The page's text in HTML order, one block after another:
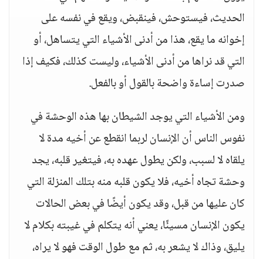
الحديث، فيستوحش، فينقبض، ويقع في نفسه على
إخوانه ما يقع، هذا من أدنى الأشياء التي يتساهل، أو
التي قد نراها من أدنى الأشياء، وليست كذلك، فكيف إذا
صدرت إساءة واضحة بالقول أو بالفعل.
ومن الأشياء التي يوجد الشيطان بها هذه الوحشة في
نفوس الناس أن الإنسان لربما انقطع عن أخيه مدة لا
يلقاه لا لسبب، ولكن يطول عهده به، فيتغير قلبه، يجد
وحشة تجاه أخيه، فلا يكون قلبه منه بتلك المنزلة التي
كان عليها من قبل، وقد يكون أيضًا في بعض الحالات
يكون الإنسان مسيئًا، يعني أنه يتكلم في غيبته بكلام لا
يليق، وذاك لا يشعر به، ثم مع طول الوقت فهو لا يراه،